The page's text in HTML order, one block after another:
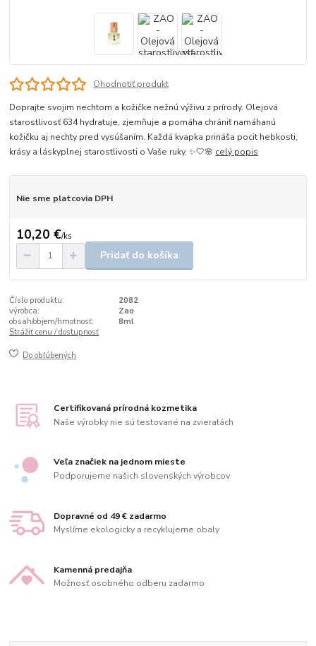
Ohodnotiť produkt
Doprajte svojim nechtom a kožičke nežnú výživu z prírody. Olejová
starostlivosť 634 hydratuje, zjemňuje a pomáha chrániť namáhanú
kožičku aj nechty pred vysúšaním. Každá kvapka prináša pocit hebkosti,
krásy a láskyplnej starostlivosti o Vaše ruky. ✨🤍🌸 celý popis
Nie sme platcovia DPH
10,20 €/ks
Pridať do košíka
Číslo produktu:
2082
výrobca:
Zao
obsah/objem/hmotnosť:
8ml
Strážiť cenu / dostupnosť
Do obľúbených
Certifikovaná prírodná kozmetika
Naše výrobky nie sú testované na zvieratách
Veľa značiek na jednom mieste
Podporujeme našich slovenských výrobcov
Dopravné od 49 € zadarmo
Myslíme ekologicky a recyklujeme obaly
Kamenná predajňa
Možnosť osobného odberu zadarmo